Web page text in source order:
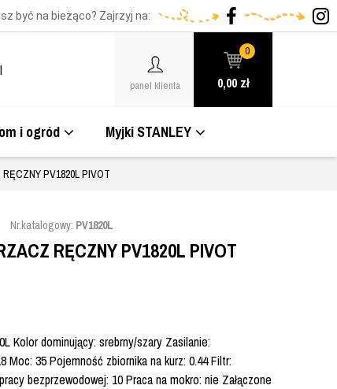
być na bieżąco? Zajrzyj na:
panel klienta
0
0,00 zł
i ogród Myjki STANLEY
PV1820L PIVOT
Nr.katalogowy: PV1820L
RĘCZNY PV1820L PIVOT
Kolor dominujący: srebrny/szary Zasilanie:
Moc: 35 Pojemność zbiornika na kurz: 0.44 Filtr:
bezprzewodowej: 10 Praca na mokro: nie Załączone